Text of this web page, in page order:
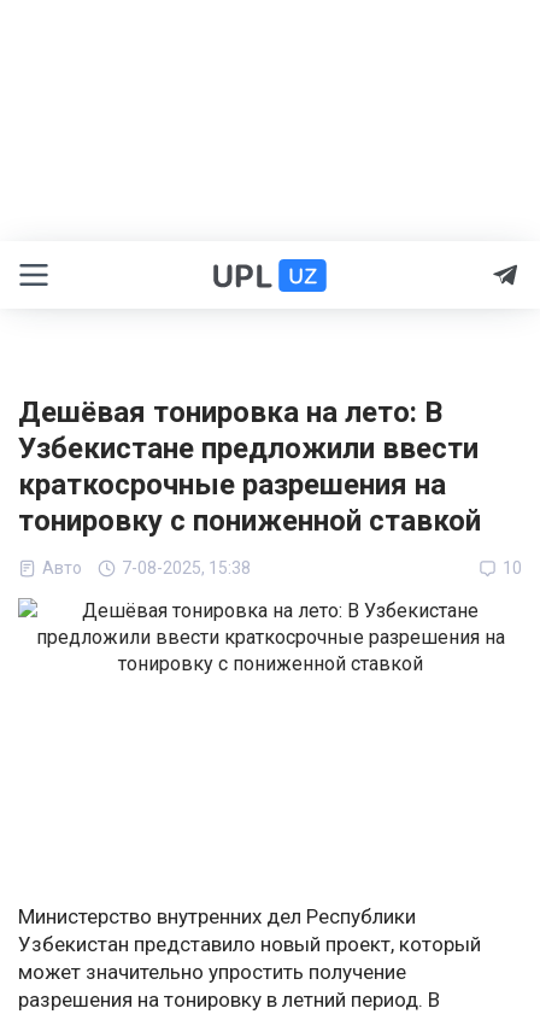
Дешёвая тонировка на лето: В
Узбекистане предложили ввести
краткосрочные разрешения на
тонировку с пониженной ставкой
Авто 7-08-2025, 15:38 10
Министерство внутренних дел Республики
Узбекистан представило новый проект, который
может значительно упростить получение
разрешения на тонировку в летний период. В